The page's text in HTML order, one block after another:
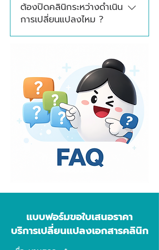
เปลี่ยนแปลงอย่างน้อย 2 รายการ ได้แก่ ชื่อผู้รับ
อนุญาต (เจ้าของใหม่) และชื่อแพทย์ผู้ดำเนินการ
ต้องปิดคลินิกระหว่างดำเนิน
การเปลี่ยนแปลงไหม ?
แบบฟอร์มขอใบเสนอราคา
บริการเปลี่ยนแปลงเอกสารคลินิก